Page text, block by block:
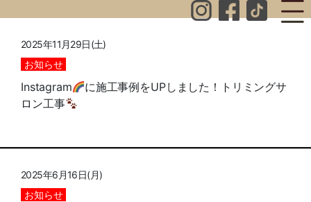
2025年11月29日(土)
お知らせ
Instagram
に施工事例をUPしました！トリミングサ
ロン工事
2025年6月16日(月)
お知らせ